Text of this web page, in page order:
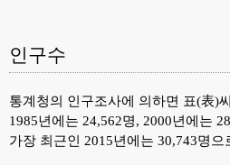
인구수
통계청의 인구조사에 의하면 표(表)
1985년에는 24,562명, 2000년에는
가장 최근인 2015년에는 30,743명